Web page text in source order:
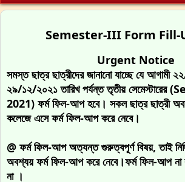
Semester-III Form Fill-
Urgent Notice
সমস্ত ছাত্র ছাত্রীদের জানানো যাচ্ছে যে আগামী
২৯/১২/২০২১ তারিখ পর্যন্ত তৃতীয়
2021) ফর্ম ফিল-আপ হবে। সকল ছাত্র ছাত্রী
কলেজে এসে ফর্ম ফিল-আপ করে নেবে।
@ ফর্ম ফিল-আপ অত্যন্ত গুরুত্বপূর্ণ বিষয়, তাই
অবশ্যয় ফর্ম ফিল-আপ করে নেবে।ফর্ম ফিল-আপ না
না ।